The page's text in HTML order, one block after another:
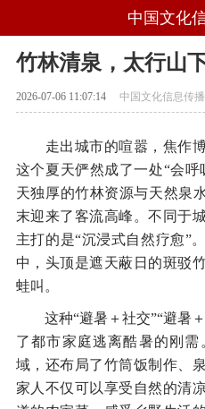
中国文化
竹林清泉，太行山
2026-07-06 11:07:14 中国文化信息传
走出城市的喧嚣，焦作博
这个夏天俨然成了一处“会
天独厚的竹林资源与天然泉
末迎来了客流高峰。不同于
主打的是“沉浸式自然疗愈”
中，头顶是遮天蔽日的斑驳
蛙叫。
这种“避暑＋社交”“避暑＋
了都市家庭逃离酷暑的刚
域，还布局了竹筒饭制作、
家人不仅可以享受自然的清